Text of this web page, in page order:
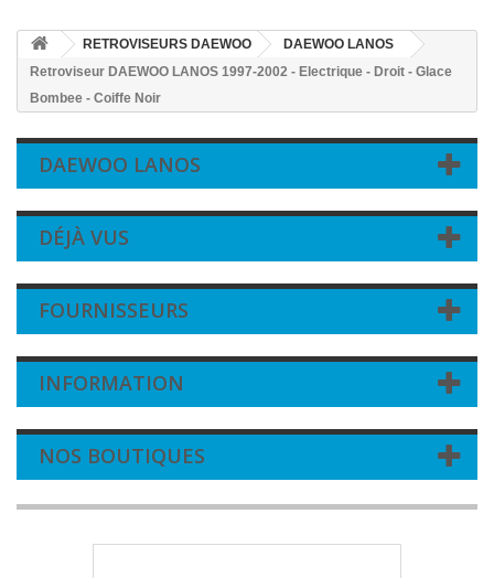
RETROVISEURS DAEWOO
DAEWOO LANOS
Retroviseur DAEWOO LANOS 1997-2002 - Electrique - Droit - Glace
Bombee - Coiffe Noir
DAEWOO LANOS
DÉJÀ VUS
FOURNISSEURS
INFORMATION
NOS BOUTIQUES